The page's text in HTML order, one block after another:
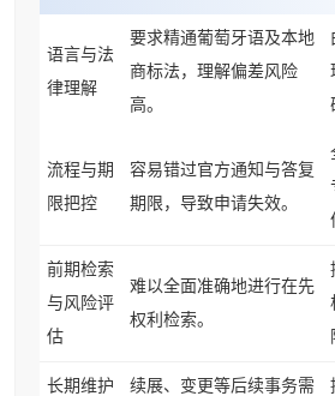
语言与法
律理解
要求精通葡萄牙语及本地
商标法，理解偏差风险
高。
流程与期
限把控
容易错过官方通知与答复
期限，导致申请失效。
前期检索
与风险评
估
难以全面准确地进行在先
权利检索。
长期维护
续展、变更等后续事务需